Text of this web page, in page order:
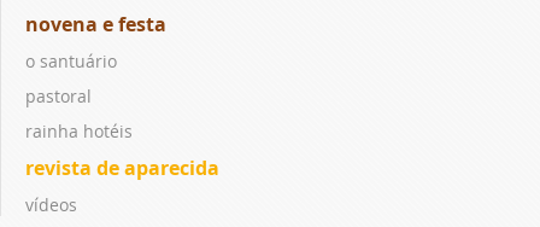
novena e festa
o santuário
pastoral
rainha hotéis
revista de aparecida
vídeos